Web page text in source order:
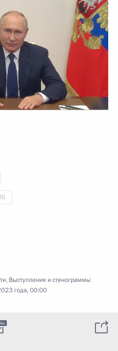
, Выступления и стенограммы
года, 00:00
4м